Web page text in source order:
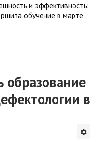
и эффективность:
обучение в марте
образование
в